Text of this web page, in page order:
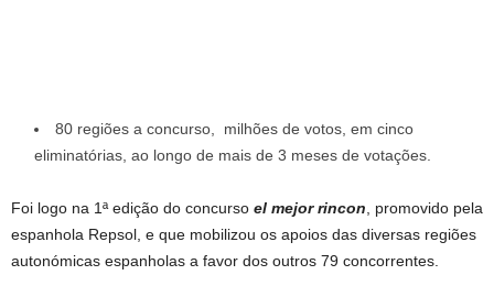
80 regiões a concurso, milhões de votos, em cinco
eliminatórias, ao longo de mais de 3 meses de votações.
Foi logo na 1ª edição do concurso el mejor rincon , promovido pela
espanhola Repsol, e que mobilizou os apoios das diversas regiões
autonómicas espanholas a favor dos outros 79 concorrentes.